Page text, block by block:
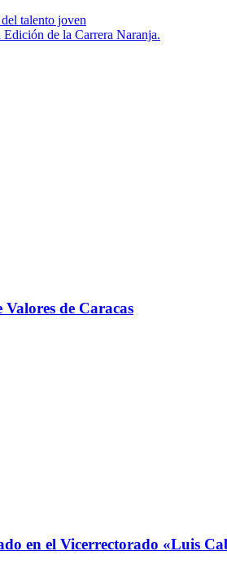
talento joven
de la Carrera Naranja.
de Caracas
en el Vicerrectorado «Luis